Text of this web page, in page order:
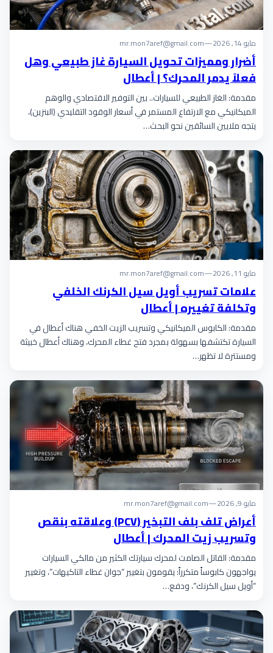
مايو 14, 2026 —
mr.mon7aref@gmail.com
أضرار ومميزات تحويل السيارة غاز طبيعي وهل
فعلاً يدمر المحرك؟ | أعطال
مقدمة: الغاز الطبيعي للسيارات.. بين التوفير الاقتصادي والوهم
الميكانيكي مع الارتفاع المستمر في أسعار الوقود التقليدي (البنزين)،
يتجه ملايين السائقين نحو البحث…
مايو 11, 2026 —
mr.mon7aref@gmail.com
علامات تسريب أويل سيل الكرنك الخلفي
وتكلفة تغييره | أعطال
مقدمة: الكابوس الميكانيكي وتسريب الزيت الخفي هناك أعطال في
السيارة تكتشفها بسهولة بمجرد فتح غطاء المحرك، وهناك أعطال خبيثة
ومستترة لا تظهر…
مايو 9, 2026 —
mr.mon7aref@gmail.com
أعراض تلف بلف التبخير (PCV) وعلاقته بنقص
وتسريب زيت المحرك | أعطال
مقدمة: القاتل الصامت لمحرك سيارتك الكثير من مالكي السيارات
يواجهون كابوساً متكرراً: يقومون بتغيير “جوان غطاء التاكيهات”، وتغيير
“أويل سيل الكرنك”، ودفع…